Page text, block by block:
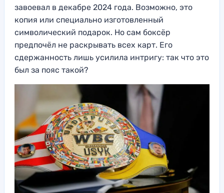
завоевал в декабре 2024 года. Возможно, это
копия или специально изготовленный
символический подарок. Но сам боксёр
предпочёл не раскрывать всех карт. Его
сдержанность лишь усилила интригу: так что это
был за пояс такой?